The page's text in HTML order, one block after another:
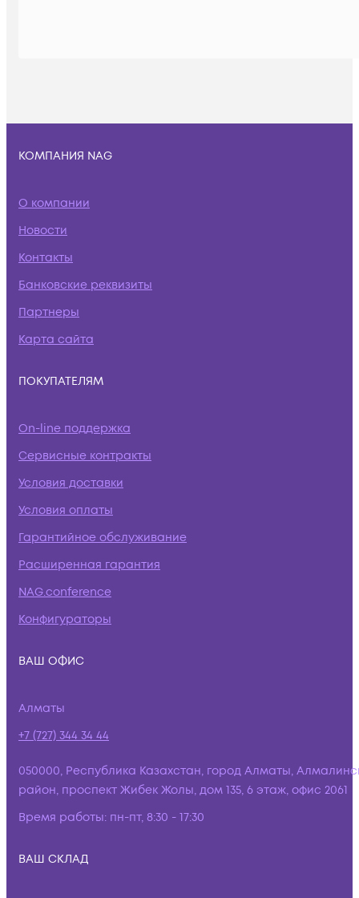
КОМПАНИЯ NAG
О компании
Новости
Контакты
Банковские реквизиты
Партнеры
Карта сайта
ПОКУПАТЕЛЯМ
On-line поддержка
Сервисные контракты
Условия доставки
Условия оплаты
Гарантийное обслуживание
Расширенная гарантия
NAG.conference
Конфигураторы
ВАШ ОФИС
Алматы
+7 (727) 344 34 44
050000, Республика Казахстан, город Алматы,
район, проспект Жибек Жолы, дом 135, 6 этаж, офис 2061
Время работы: пн-пт, 8:30 - 17:30
ВАШ СКЛАД